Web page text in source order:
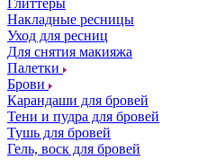
Глиттеры
Накладные ресницы
Уход для ресниц
Для снятия макияжа
Палетки
Брови
Карандаши для бровей
Тени и пудра для бровей
Тушь для бровей
Гель, воск для бровей